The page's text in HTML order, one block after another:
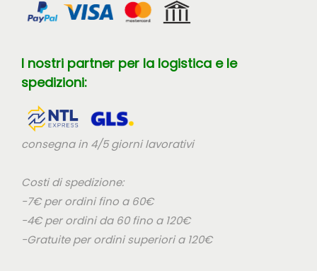
I nostri partner per la logistica e le
spedizioni:
consegna in 4/5 giorni lavorativi
Costi di spedizione:
-7€ per ordini fino a 60€
-4€ per ordini da 60 fino a 120€
-Gratuite per ordini superiori a 120€